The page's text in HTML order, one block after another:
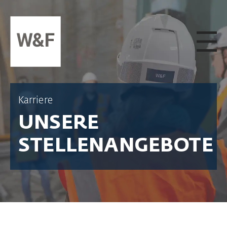
ZUM INHALT SPRINGEN
Karriere
UNSERE
STELLENANGEBOTE